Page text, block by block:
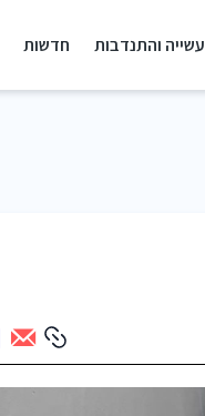
עשייה והתנדבות חדשות